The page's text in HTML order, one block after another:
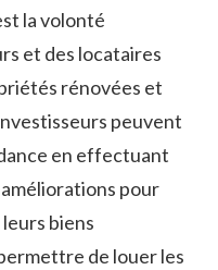
la volonté
et des locataires
rénovées et
peuvent
en effectuant
pour
biens
de louer les